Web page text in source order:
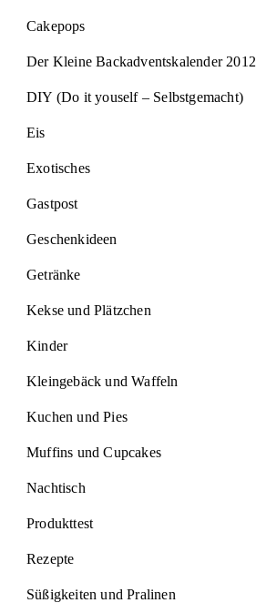
Cakepops
Der Kleine Backadventskalender 2012
DIY (Do it youself – Selbstgemacht)
Eis
Exotisches
Gastpost
Geschenkideen
Getränke
Kekse und Plätzchen
Kinder
Kleingebäck und Waffeln
Kuchen und Pies
Muffins und Cupcakes
Nachtisch
Produkttest
Rezepte
Süßigkeiten und Pralinen